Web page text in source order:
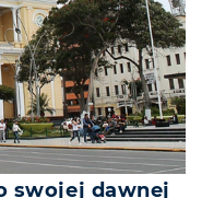
swojej dawnej